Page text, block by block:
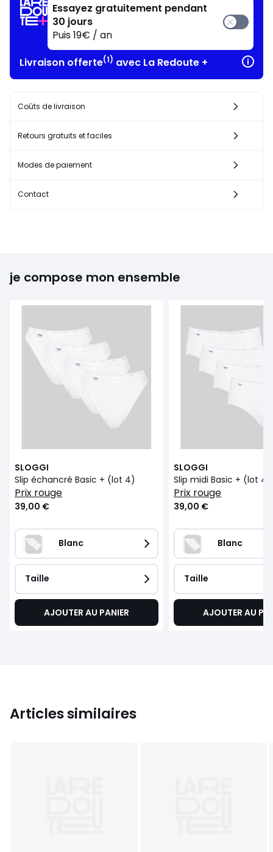
Essayez gratuitement pendant
30 jours
Puis 19€ / an
Livraison offerte(1) avec La Redoute +
Coûts de livraison
Retours gratuits et faciles
Modes de paiement
Contact
je compose mon ensemble
SLOGGI
Slip échancré Basic + (lot 4)
prix rouge
39,00 €
Blanc
Taille
AJOUTER AU PANIER
SLOGGI
Slip midi Basic + (lot 4)
prix rouge
39,00 €
Blanc
Taille
AJOUTER AU
Articles similaires